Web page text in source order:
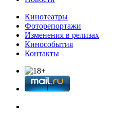
Кинотеатры
Фоторепортажи
Изменения в релизах
Кинособытия
Контакты